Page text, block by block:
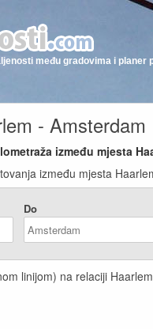
među gradovima i planer
- Amsterdam
između mjesta
između mjesta
Do
linijom) na relaciji